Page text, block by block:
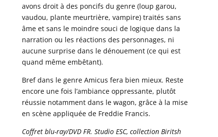
avons droit à des poncifs du genre (loup garou,
vaudou, plante meurtrière, vampire) traités sans
âme et sans le moindre souci de logique dans la
narration ou les réactions des personnages, ni
aucune surprise dans le dénouement (ce qui est
quand même embêtant).
Bref dans le genre Amicus fera bien mieux. Reste
encore une fois l’ambiance oppressante, plutôt
réussie notamment dans le wagon, grâce à la mise
en scène appliquée de Freddie Francis.
Coffret blu-ray/DVD FR. Studio ESC, collection Biritsh